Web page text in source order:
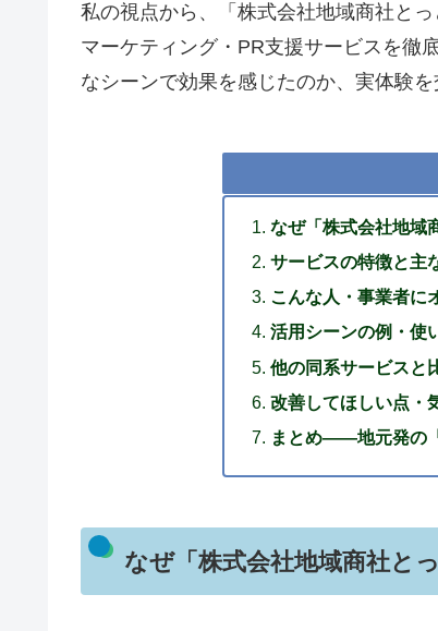
私の視点から、「株式会社地域商社と
マーケティング・PR支援サービスを徹
なシーンで効果を感じたのか、実体験
なぜ「株式会社地域
サービスの特徴と主
こんな人・事業者に
活用シーンの例・使
他の同系サービスと
改善してほしい点・
まとめ――地元発の
なぜ「株式会社地域商社と